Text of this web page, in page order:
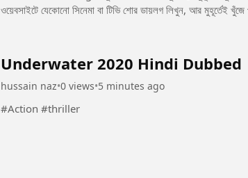
ওয়েবসাইটে যেকোনো সিনেমা বা টিভি শোর ডায়লগ লিখুন, আর মুহূর্তেই
Underwater 2020 Hindi Dubbed
hussain naz•0 views•5 minutes ago
#Action #thriller